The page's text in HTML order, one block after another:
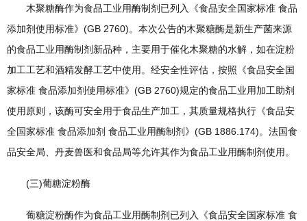
木聚糖酶作为食品工业用酶制剂已列入《食品安全国家标准 食品
添加剂使用标准》(GB 2760)。本次公告的木聚糖酶是新生产菌来源
的食品工业用酶制剂新品种，主要用于催化木聚糖的水解，如在淀粉
加工工艺和酒精发酵工艺中使用。经安全性评估，按照《食品安全国
家标准 食品添加剂使用标准》(GB 2760)规定的食品工业用加工助剂
使用原则，该酶可安全用于食品生产加工，其质量规格执行《食品安
全国家标准 食品添加剂 食品工业用酶制剂》(GB 1886.174)。法国食
品安全局、丹麦兽医和食品局等允许其作为食品工业用酶制剂使用。
(三)葡糖淀粉酶
葡糖淀粉酶作为食品工业用酶制剂已列入《食品安全国家标准 食